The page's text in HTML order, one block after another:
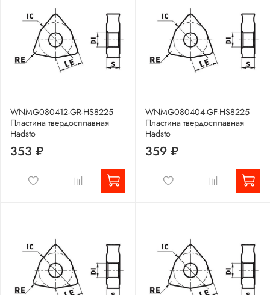
WNMG080412-GR-HS8225
Пластина твердосплавная
Hadsto
353 ₽
WNMG080404-GF-HS8225
Пластина твердосплавная
Hadsto
359 ₽